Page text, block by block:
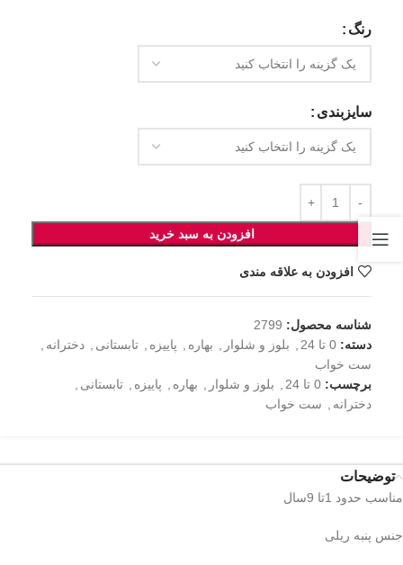
رنگ
سایزبندی
افزودن به سبد خرید
افزودن به علاقه مندی
شناسه محصول: 2799
دسته: 0 تا 24 بلوز و شلوار بهاره پاییزه تابستانی دخترانه
ست خواب
برچسب: 0 تا 24 بلوز و شلوار بهاره پاییزه تابستانی
دخترانه
ست خواب
توضیحات
مناسب حدود 1تا 9سال
جنس پنبه ریلی